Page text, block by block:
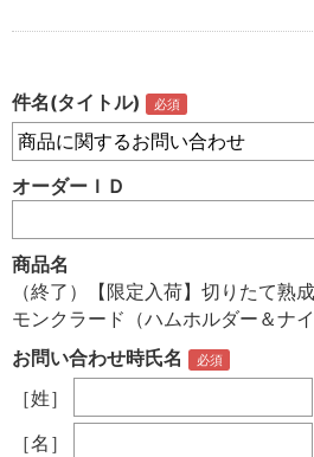
件名(タイトル)
オーダーＩＤ
商品名
（終了）【限定入荷】切りたて熟
モンクラード（ハムホルダー＆ナ
お問い合わせ時氏名
［姓］
［名］